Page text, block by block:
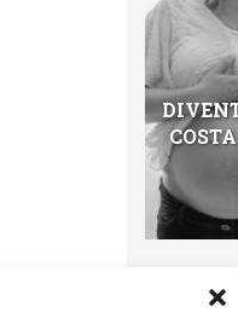
RICERCA